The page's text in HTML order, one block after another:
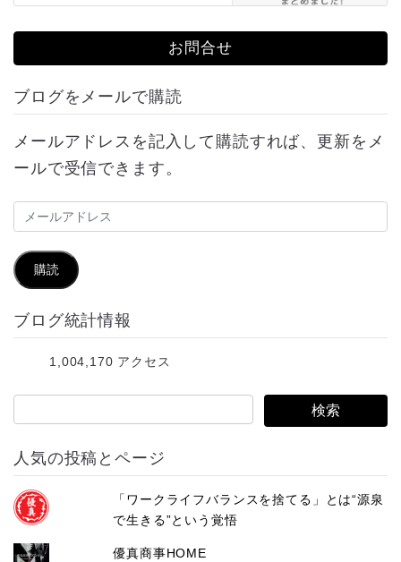
お問合せ
ブログをメールで購読
メールアドレスを記入して購読すれば、更新をメ
ールで受信できます。
メ
ル
ア
ド
購読
ブログ統計情報
1,004,170 アクセス
人気の投稿とページ
「ワークライフバランスを捨てる」とは“源泉
で生きる”という覚悟
優真商事HOME